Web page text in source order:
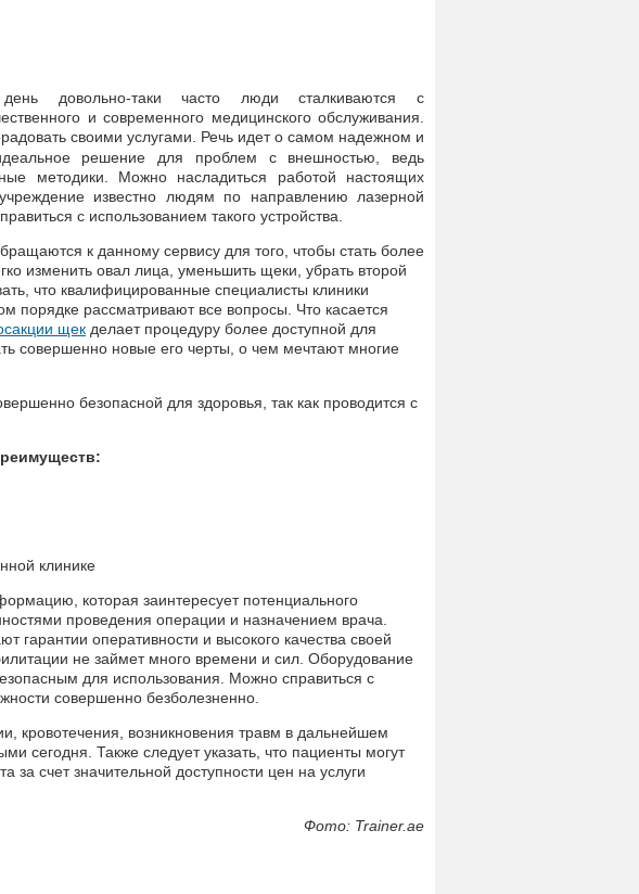
довольно-таки часто люди сталкиваются с
и современного медицинского обслуживания.
своими услугами. Речь идет о самом надежном и
решение для проблем с внешностью, ведь
методики. Можно насладиться работой настоящих
известно людям по направлению лазерной
с использованием такого устройства.
к данному сервису для того, чтобы стать более
изменить овал лица, уменьшить щеки, убрать второй
что квалифицированные специалисты клиники
порядке рассматривают все вопросы. Что касается
щек делает процедуру более доступной для
совершенно новые его черты, о чем мечтают многие
безопасной для здоровья, так как проводится с
клинике
которая заинтересует потенциального
проведения операции и назначением врача.
гарантии оперативности и высокого качества своей
не займет много времени и сил. Оборудование
для использования. Можно справиться с
совершенно безболезненно.
кровотечения, возникновения травм в дальнейшем
сегодня. Также следует указать, что пациенты могут
счет значительной доступности цен на услуги
Фото: Trainer.ae